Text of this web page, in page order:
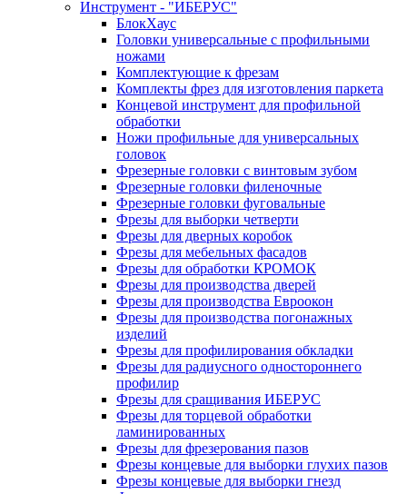
Инструмент - "ИБЕРУС"
БлокХаус
Головки универсальные с профильными
ножами
Комплектующие к фрезам
Комплекты фрез для изготовления паркета
Концевой инструмент для профильной
обработки
Ножи профильные для универсальных
головок
Фрезерные головки с винтовым зубом
Фрезерные головки филеночные
Фрезерные головки фуговальные
Фрезы для выборки четверти
Фрезы для дверных коробок
Фрезы для мебельных фасадов
Фрезы для обработки КРОМОК
Фрезы для производства дверей
Фрезы для производства Евроокон
Фрезы для производства погонажных
изделий
Фрезы для профилирования обкладки
Фрезы для радиусного одностороннего
профилир
Фрезы для сращивания ИБЕРУС
Фрезы для торцевой обработки
ламинированных
Фрезы для фрезерования пазов
Фрезы концевые для выборки глухих пазов
Фрезы концевые для выборки гнезд